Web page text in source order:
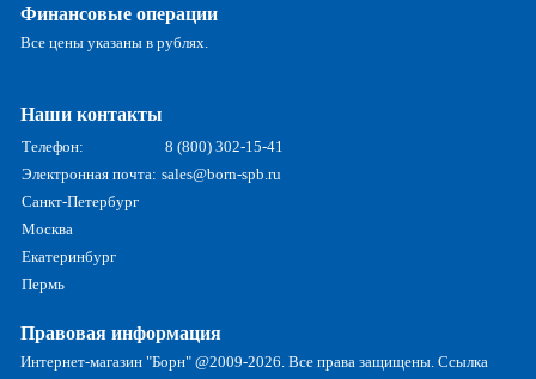
Финансовые операции
Все цены указаны в рублях.
Наши контакты
Телефон:
8 (800) 302-15-41
Электронная почта: sales@born-spb.ru
Санкт-Петербург
Москва
Екатеринбург
Пермь
Правовая информация
Интернет-магазин "Борн" @2009-2026. Все права защищены. Ссылка